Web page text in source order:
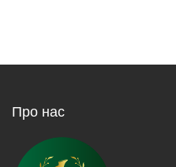
Про нас